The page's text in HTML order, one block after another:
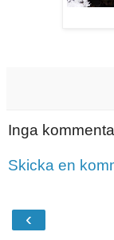
Inga
Skicka en
‹